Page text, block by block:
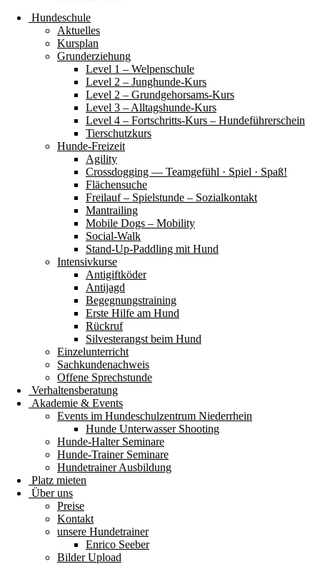
Hundeschule
Aktuelles
Kursplan
Grunderziehung
Level 1 – Welpenschule
Level 2 – Junghunde-Kurs
Level 2 – Grundgehorsams-Kurs
Level 3 – Alltagshunde-Kurs
Level 4 – Fortschritts-Kurs – Hundeführerschein
Tierschutzkurs
Hunde-Freizeit
Agility
Crossdogging — Teamgefühl · Spiel · Spaß!
Flächensuche
Freilauf – Spielstunde – Sozialkontakt
Mantrailing
Mobile Dogs – Mobility
Social-Walk
Stand-Up-Paddling mit Hund
Intensivkurse
Antigiftköder
Antijagd
Begegnungstraining
Erste Hilfe am Hund
Rückruf
Silvesterangst beim Hund
Einzelunterricht
Sachkundenachweis
Offene Sprechstunde
Verhaltensberatung
Akademie & Events
Events im Hundeschulzentrum Niederrhein
Hunde Unterwasser Shooting
Hunde-Halter Seminare
Hunde-Trainer Seminare
Hundetrainer Ausbildung
Platz mieten
Über uns
Preise
Kontakt
unsere Hundetrainer
Enrico Seeber
Bilder Upload